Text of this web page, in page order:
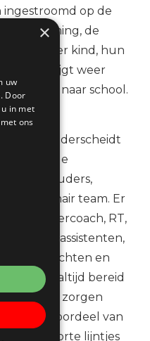
ingestroomd op de
verademing, de
is weer kind, hun
krijgt weer
plezier naar school.
en onderscheidt
liefdevolle
en hun ouders,
team. Er
een kindercoach, RT,
onderwijsassistenten,
leerkrachten en
zijn altijd bereid
om de zorgen
Het voordeel van
is dat er korte lijntjes
×
uw
Door
in met
ons